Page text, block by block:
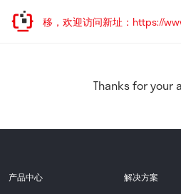
址已迁移，欢迎访问新址：https://
Thanks for your
产品中心 解决方案